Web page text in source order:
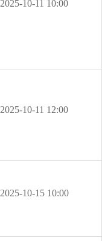
2025-10-11 10:00
2025-10-11 12:00
2025-10-15 10:00